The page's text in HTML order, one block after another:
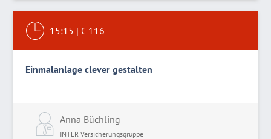
15:15 | C 116
Einmalanlage clever gestalten
Anna Büchling
INTER Versicherungsgruppe